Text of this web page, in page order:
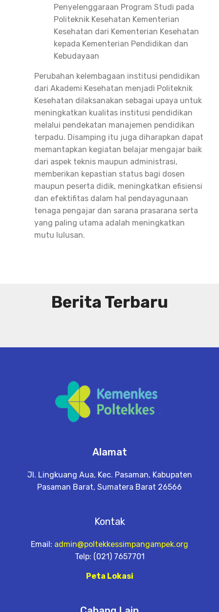
Penyelenggaraan Program Studi pada
Politeknik Kesehatan Kementerian
Kesehatan dari Kementerian Kesehatan
kepada Kementerian Pendidikan dan
Kebudayaan
Perubahan kelembagaan institusi pendidikan
dari Akademi Kesehatan menjadi Politeknik
Kesehatan dilaksanakan sebagai upaya untuk
meningkatkan kualitas institusi pendidikan
melalui pendekatan manajemen pendidikan
terpadu. Disamping itu juga diharapkan dapat
memantapkan kegiatan belajar mengajar baik
dari aspek teknis maupun administrasi,
memberikan kepastian status bagi dosen
maupun peserta didik, meningkatkan efisiensi
dan efektifitas dalam hal pendayagunaan
tenaga pengajar dan sarana prasarana serta
yang paling utama adalah meningkatkan
mutu lulusan.
Berita Terbaru
Alamat
Jl. Lingkuang Aua, Kec. Pasaman, Kabupaten
Pasaman Barat, Sumatera Barat 26566
Kontak
Email: admin@poltekkessimpangampek.org
Telp: (021) 7657701
Peta Lokasi